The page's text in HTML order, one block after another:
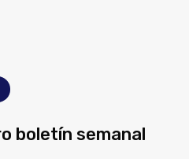
boletín semanal